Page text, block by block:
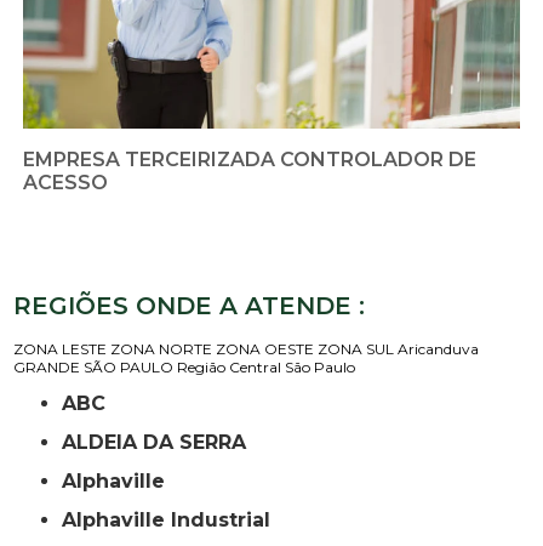
EMPRESA TERCEIRIZADA CONTROLADOR DE
ACESSO
REGIÕES ONDE A ATENDE :
ZONA LESTE ZONA NORTE ZONA OESTE ZONA SUL Aricanduva
GRANDE SÃO PAULO Região Central São Paulo
ABC
ALDEIA DA SERRA
Alphaville
Alphaville Industrial